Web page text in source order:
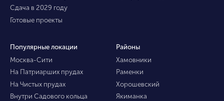
Сдача в 2029 году
Готовые проекты
Популярные локации
Москва-Сити
На Патриарших прудах
На Чистых прудах
Внутри Садового кольца
Районы
Хамовники
Раменки
Хорошевский
Якиманка